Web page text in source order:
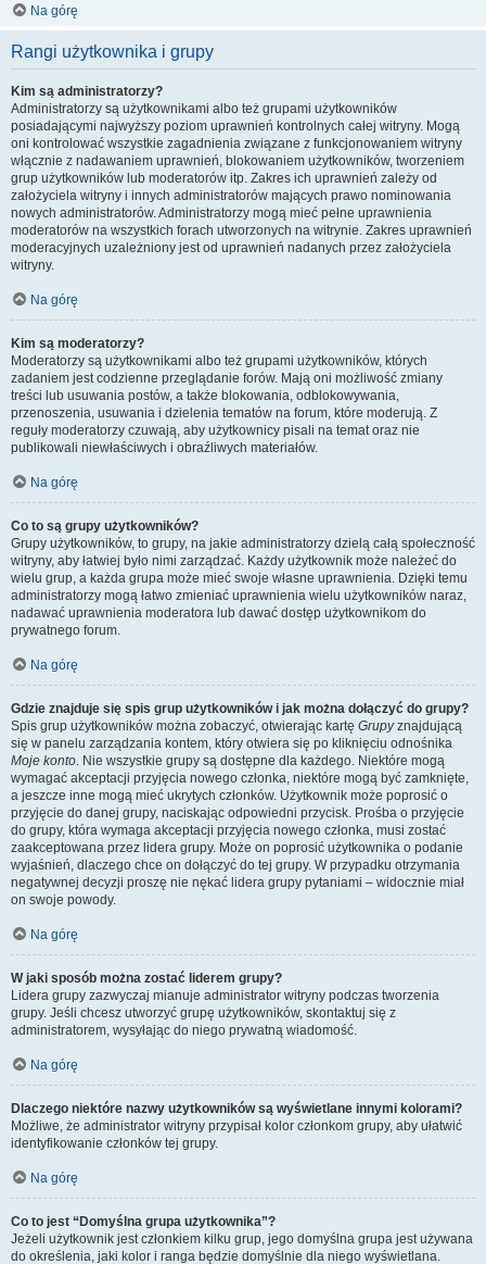
Na górę
Rangi użytkownika i grupy
Kim są administratorzy?
Administratorzy są użytkownikami albo też grupami użytkowników
posiadającymi najwyższy poziom uprawnień kontrolnych całej witryny. Mogą
oni kontrolować wszystkie zagadnienia związane z funkcjonowaniem witryny
włącznie z nadawaniem uprawnień, blokowaniem użytkowników, tworzeniem
grup użytkowników lub moderatorów itp. Zakres ich uprawnień zależy od
założyciela witryny i innych administratorów mających prawo nominowania
nowych administratorów. Administratorzy mogą mieć pełne uprawnienia
moderatorów na wszystkich forach utworzonych na witrynie. Zakres uprawnień
moderacyjnych uzależniony jest od uprawnień nadanych przez założyciela
witryny.
Na górę
Kim są moderatorzy?
Moderatorzy są użytkownikami albo też grupami użytkowników, których
zadaniem jest codzienne przeglądanie forów. Mają oni możliwość zmiany
treści lub usuwania postów, a także blokowania, odblokowywania,
przenoszenia, usuwania i dzielenia tematów na forum, które moderują. Z
reguły moderatorzy czuwają, aby użytkownicy pisali na temat oraz nie
publikowali niewłaściwych i obraźliwych materiałów.
Na górę
Co to są grupy użytkowników?
Grupy użytkowników, to grupy, na jakie administratorzy dzielą całą społeczność
witryny, aby łatwiej było nimi zarządzać. Każdy użytkownik może należeć do
wielu grup, a każda grupa może mieć swoje własne uprawnienia. Dzięki temu
administratorzy mogą łatwo zmieniać uprawnienia wielu użytkowników naraz,
nadawać uprawnienia moderatora lub dawać dostęp użytkownikom do
prywatnego forum.
Na górę
Gdzie znajduje się spis grup użytkowników i jak można dołączyć do grupy?
Spis grup użytkowników można zobaczyć, otwierając kartę Grupyznajdującą
się w panelu zarządzania kontem, który otwiera się po kliknięciu odnośnika
Moje konto. Nie wszystkie grupy są dostępne dla każdego. Niektóre mogą
wymagać akceptacji przyjęcia nowego członka, niektóre mogą być zamknięte,
a jeszcze inne mogą mieć ukrytych członków. Użytkownik może poprosić o
przyjęcie do danej grupy, naciskając odpowiedni przycisk. Prośba o przyjęcie
do grupy, która wymaga akceptacji przyjęcia nowego członka, musi zostać
zaakceptowana przez lidera grupy. Może on poprosić użytkownika o podanie
wyjaśnień, dlaczego chce on dołączyć do tej grupy. W przypadku otrzymania
negatywnej decyzji proszę nie nękać lidera grupy pytaniami – widocznie miał
on swoje powody.
Na górę
W jaki sposób można zostać liderem grupy?
Lidera grupy zazwyczaj mianuje administrator witryny podczas tworzenia
grupy. Jeśli chcesz utworzyć grupę użytkowników, skontaktuj się z
administratorem, wysyłając do niego prywatną wiadomość.
Na górę
Dlaczego niektóre nazwy użytkowników są wyświetlane innymi kolorami?
Możliwe, że administrator witryny przypisał kolor członkom grupy, aby ułatwić
identyfikowanie członków tej grupy.
Na górę
Co to jest “Domyślna grupa użytkownika”?
Jeżeli użytkownik jest członkiem kilku grup, jego domyślna grupa jest używana
do określenia, jaki kolor i ranga będzie domyślnie dla niego wyświetlana.